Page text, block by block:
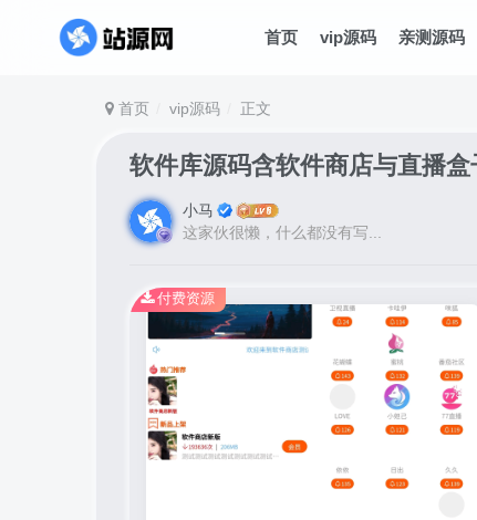
首页 vip源码 亲测源码
首页 vip源码 正文
软件库源码含软件商店与直播
小马
这家伙很懒，什么都没有写...
付费资源